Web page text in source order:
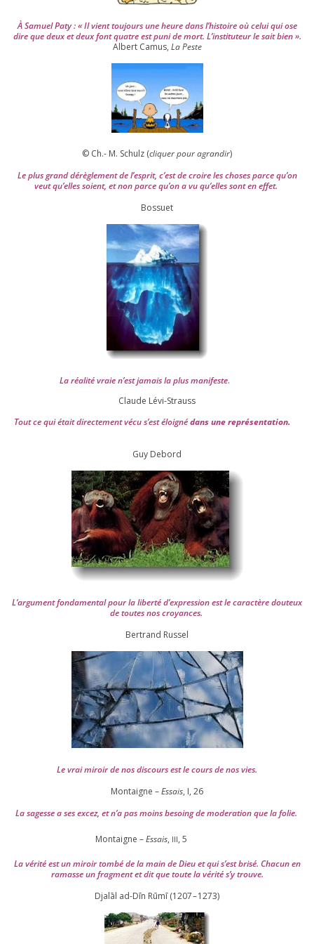
À Samuel Paty : « Il vient tou­jours une heure dans l’his­toire où celui qui ose
dire que deux et deux font quatre est puni de mort. L’instituteur le sait bien ».
Albert Camus, La Peste
© Ch.- M. Schulz (cli­quer pour agran­dir)
Le plus grand dérè­gle­ment de l’es­prit, c’est de croire les choses parce qu’on
veut qu’elles soient, et non parce qu’on a vu qu’elles sont en effet.
Bossuet
La réa­lité vraie n’est jamais la plus mani­feste.
Claude Lévi-Strauss
Tout ce qui était direc­te­ment vécu s’est éloi­gnédans une repré­sen­ta­tion.
Guy Debord
L’argument fon­da­men­tal pour la liber­té d’expression est le carac­tère dou­teux
de toutes nos croyances.
Ber­trand Russel
Le vrai miroir de nos dis­cours est le cours de nos vies.
Montaigne –Essais, I, 26
La sagesse a ses excez, et n’a pas moins besoing de mode­ra­tion que la folie.
Montaigne –Essais, III, 5
La véri­té est un miroir tom­bé de la main de Dieu et qui s’est bri­sé. Chacun en
ramasse un frag­ment et dit que toute la véri­té s’y trouve.
Djalāl ad-Dīn Rūmī (1207–1273)